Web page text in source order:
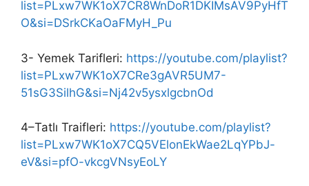
list=PLxw7WK1oX7CR8WnDoR1DKIMsAV9PyHfT
O&si=DSrkCKaOaFMyH_Pu
3- Yemek Tarifleri: https://youtube.com/playlist?
list=PLxw7WK1oX7CRe3gAVR5UM7-
51sG3SilhG&si=Nj42v5ysxlgcbnOd
4–Tatlı Traifleri: https://youtube.com/playlist?
list=PLxw7WK1oX7CQ5VElonEkWae2LqYPbJ-
eV&si=pfO-vkcgVNsyEoLY